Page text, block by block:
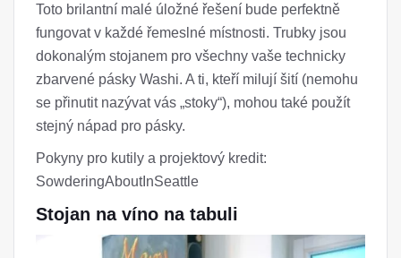
Toto brilantní malé úložné řešení bude perfektně
fungovat v každé řemeslné místnosti. Trubky jsou
dokonalým stojanem pro všechny vaše technicky
zbarvené pásky Washi. A ti, kteří milují šití (nemohu
se přinutit nazývat vás „stoky“), mohou také použít
stejný nápad pro pásky.
Pokyny pro kutily a projektový kredit:
SowderingAboutInSeattle
Stojan na víno na tabuli